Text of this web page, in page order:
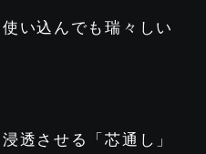
使い込んでも瑞々しい
透させる「芯通し」